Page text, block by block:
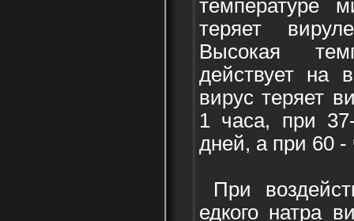
температуре
теряет
Высокая
действует на
вирус теряет
1 часа, при
дней, а при 60 -
При
едкого натра